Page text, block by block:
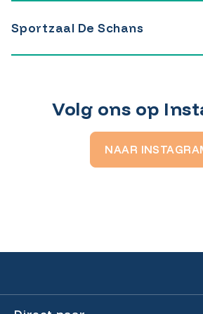
Sportzaal De Schans
Volg ons op
NAAR